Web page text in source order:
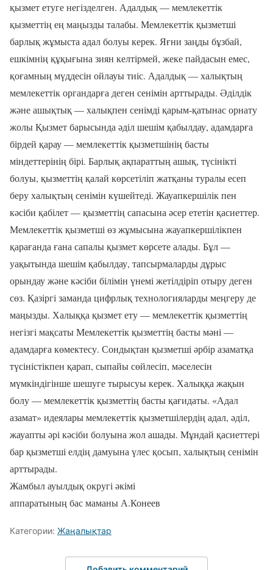
қызмет етуге негізделген. Адалдық — мемлекеттік
қызметтің ең маңызды талабы. Мемлекеттік қызметші
барлық жұмыста адал болуы керек. Яғни заңды бұзбай,
ешкімнің құқығына зиян келтірмей, жеке пайдасын емес,
қоғамның мүддесін ойлауы тиіс. Адалдық — халықтың
мемлекеттік органдарға деген сенімін арттырады. Әділдік
және ашықтық — халықпен сенімді қарым-қатынас орнату
жолы Қызмет барысында әділ шешім қабылдау, адамдарға
бірдей қарау — мемлекеттік қызметшінің басты
міндеттерінің бірі. Барлық ақпараттың ашық, түсінікті
болуы, қызметтің қалай көрсетіліп жатқаны туралы есеп
беру халықтың сенімін күшейтеді. Жауапкершілік пен
кәсіби қабілет — қызметтің сапасына әсер ететін қасиеттер.
Мемлекеттік қызметші өз жұмысына жауапкершілікпен
қарағанда ғана сапалы қызмет көрсете алады. Бұл —
уақытында шешім қабылдау, тапсырмаларды дұрыс
орындау және кәсіби білімін үнемі жетілдіріп отыру деген
сөз. Қазіргі заманда цифрлық технологияларды меңгеру де
маңызды. Халыққа қызмет ету — мемлекеттік қызметтің
негізгі мақсаты Мемлекеттік қызметтің басты мәні —
адамдарға көмектесу. Сондықтан қызметші әрбір азаматқа
түсіністікпен қарап, сыпайы сөйлесіп, мәселесін
мүмкіндігінше шешуге тырысуы керек. Халыққа жақын
болу — мемлекеттік қызметтің басты қағидаты. «Адал
азамат» идеялары мемлекеттік қызметшілердің адал, әділ,
жауапты әрі кәсіби болуына жол ашады. Мұндай қасиеттері
бар қызметші елдің дамуына үлес қосып, халықтың сенімін
арттырады.
Жамбыл ауылдық округі әкімі
аппаратының бас маманы А.Конеев
Категории: Жаңалықтар